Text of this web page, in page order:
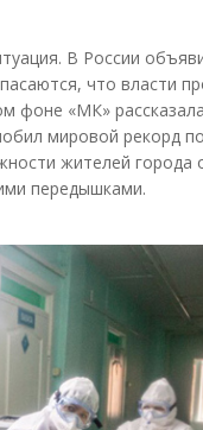
В России
что власти
фоне «МК»
мировой рекорд
жителей города
передышками.